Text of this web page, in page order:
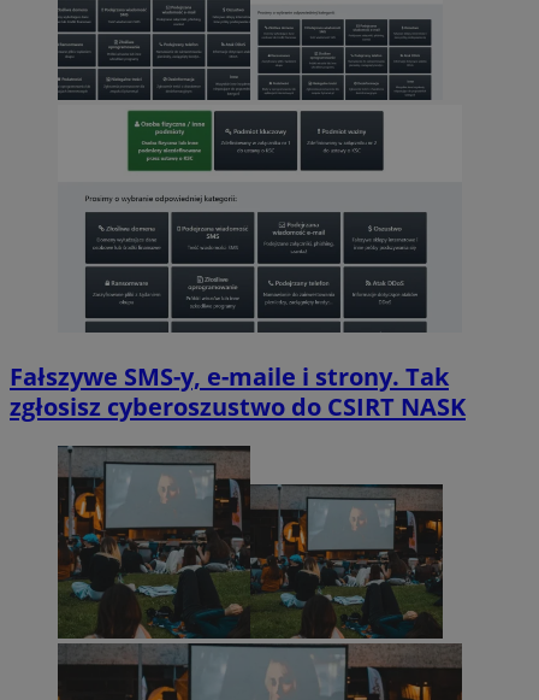
Fałszywe SMS-y, e-maile i strony. Tak
zgłosisz cyberoszustwo do CSIRT NASK